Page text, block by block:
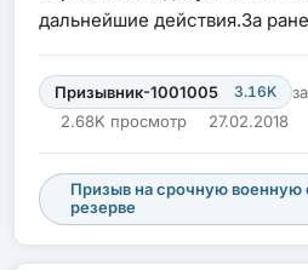
дальнейшие действия.За
Призывник-1001005 3.16K
2.68K просмотр
27.02.2018
Призыв на срочную
резерве